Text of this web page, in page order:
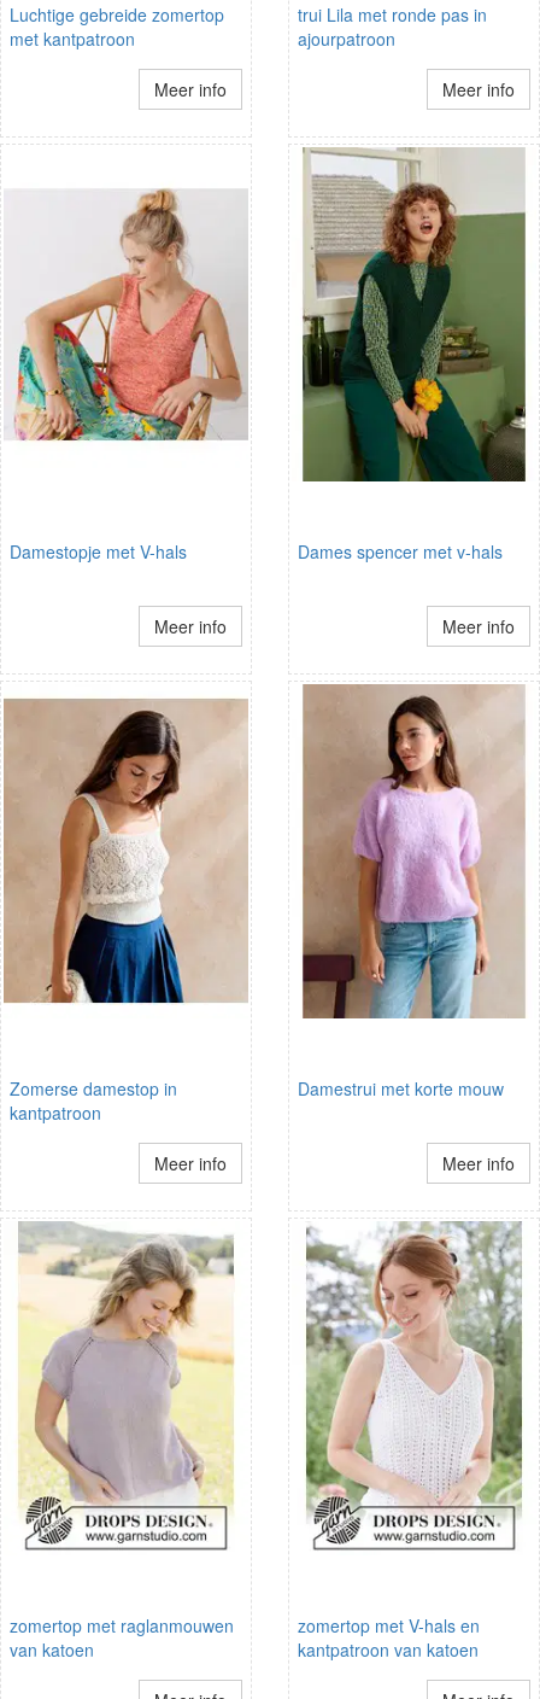
Luchtige gebreide zomertop
met kantpatroon
Meer info
trui Lila met ronde pas in
ajourpatroon
Meer info
Damestopje met V-hals
Meer info
Dames spencer met v-hals
Meer info
Zomerse damestop in
kantpatroon
Meer info
Damestrui met korte mouw
Meer info
zomertop met raglanmouwen
van katoen
zomertop met V-hals en
kantpatroon van katoen